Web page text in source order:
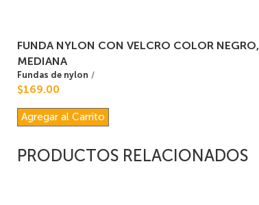
FUNDA NYLON CON VELCRO COLOR NEGRO,
MEDIANA
Fundas de nylon /
$169.00
Agregar al Carrito
PRODUCTOS RELACIONADOS